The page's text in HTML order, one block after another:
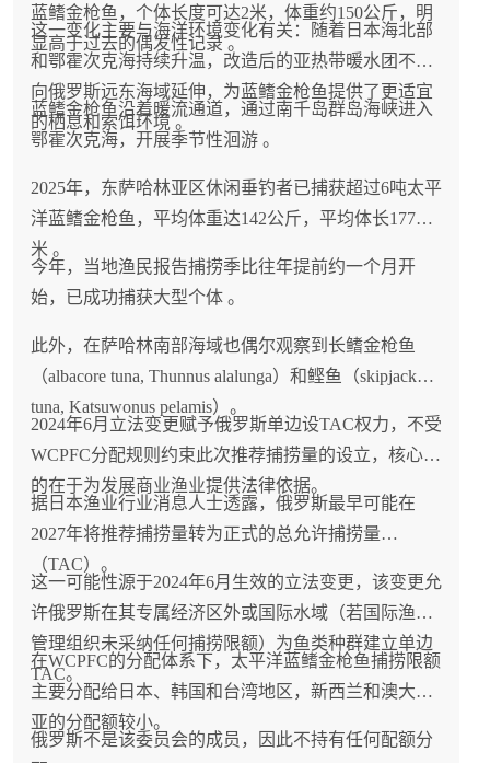
蓝鳍金枪鱼，个体长度可达2米，体重约150公斤，明
显高于过去的偶发性记录 。
这一变化主要与海洋环境变化有关：随着日本海北部
和鄂霍次克海持续升温，改造后的亚热带暖水团不断
向俄罗斯远东海域延伸，为蓝鳍金枪鱼提供了更适宜
的栖息和索饵环境 。
蓝鳍金枪鱼沿着暖流通道，通过南千岛群岛海峡进入
鄂霍次克海，开展季节性洄游 。
2025年，东萨哈林亚区休闲垂钓者已捕获超过6吨太平
洋蓝鳍金枪鱼，平均体重达142公斤，平均体长177厘
米 。
今年，当地渔民报告捕捞季比往年提前约一个月开
始，已成功捕获大型个体 。
此外，在萨哈林南部海域也偶尔观察到长鳍金枪鱼
（albacore tuna, Thunnus alalunga）和鲣鱼（skipjack
tuna, Katsuwonus pelamis）。
2024年6月立法变更赋予俄罗斯单边设TAC权力，不受
WCPFC分配规则约束此次推荐捕捞量的设立，核心目
的在于为发展商业渔业提供法律依据。
据日本渔业行业消息人士透露，俄罗斯最早可能在
2027年将推荐捕捞量转为正式的总允许捕捞量
（TAC）。
这一可能性源于2024年6月生效的立法变更，该变更允
许俄罗斯在其专属经济区外或国际水域（若国际渔业
管理组织未采纳任何捕捞限额）为鱼类种群建立单边
TAC。
在WCPFC的分配体系下，太平洋蓝鳍金枪鱼捕捞限额
主要分配给日本、韩国和台湾地区，新西兰和澳大利
亚的分配额较小。
俄罗斯不是该委员会的成员，因此不持有任何配额分